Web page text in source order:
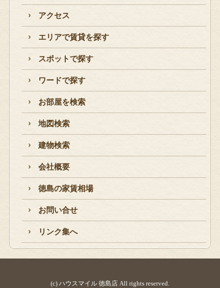
アクセス
エリアで賃貸を探す
スポットで探す
ワードで探す
お部屋を検索
地図検索
建物検索
会社概要
徳島の家賃相場
お問い合せ
リンク集へ
(c) ハウスマイル 徳島店 All rights reserved.